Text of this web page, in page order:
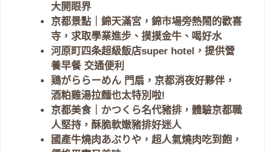
大開眼界
京都景點｜錦天滿宮，錦市場旁熱鬧的歡喜
寺，求取學業進步、摸摸金牛、喝好水
河原町四条超級飯店super hotel，提供營
養早餐 交通便利
鶏がららーめん 門扇，京都消夜好夥伴，
酒粕雞湯拉麵也太特別啦!
京都美食｜かつくら名代豬排，體驗京都職
人堅持，酥脆軟嫩豬排好迷人
國產牛燒肉あぶりや，超人氣燒肉吃到飽，